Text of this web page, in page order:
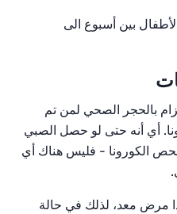
بين أسبوع الى
بالحجر الصحي لمن تم
أي أنه حتى لو حصل الصبي
فحص الكورونا - فليس هناك أي
مرض معد، لذلك في حالة